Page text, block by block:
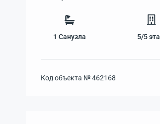
1 Санузла 5/5
Код объекта №462168